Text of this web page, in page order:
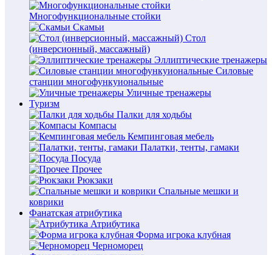
Многофункциональные стойки
Скамьи
Стол
(инверсионный, массажный)
Эллиптические тренажеры
Силовые
станции многофункуиональные
Уличные тренажеры
Туризм
Палки для ходьбы
Компасы
Кемпинговая мебель
Палатки, тенты, гамаки
Посуда
Прочее
Рюкзаки
Спальные мешки и
коврики
Фанатская атрибутика
Атрибутика
Форма игрока клубная
Черноморец